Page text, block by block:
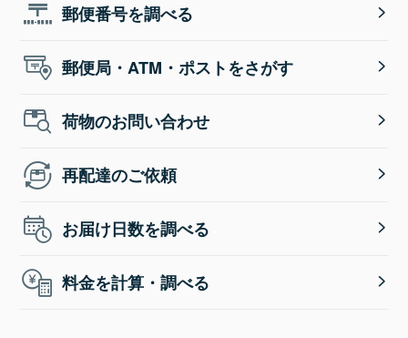
郵便番号を調べる
郵便局・ATM・ポストをさがす
荷物のお問い合わせ
再配達のご依頼
お届け日数を調べる
料金を計算・調べる